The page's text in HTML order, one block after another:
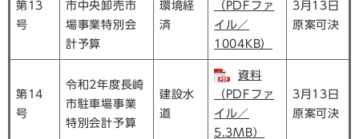
第13
号
市中央卸売市
場事業特別会
計予算
環境経
済
（PDFファ
イル／
1004KB）
3月13日
原案可決
第14
号
令和2年度長崎
市駐車場事業
特別会計予算
建設水
道
資料
（PDFファ
イル／
5.3MB）
3月13日
原案可決